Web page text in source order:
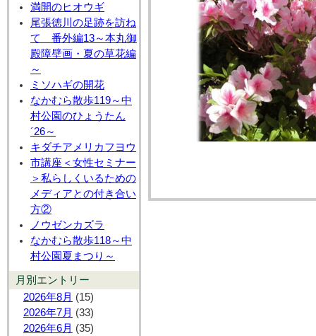
満開のヒオウギ
尾張徳川の足跡を訪ね
て 番外編13～本丸御
殿障壁画・夏の草花編
～
ミソハギの開花
なかむら散歩119～中
村公園のひょうたん
´26～
キダチアメリカフヨウ
市講座＜女性セミナー
＞私らしくいるための
メディアとの付き合い
方②
ノウゼンカズラ
なかむら散歩118～中
村公園夏まつり～
月別エントリー
2026年8月 (15)
2026年7月 (33)
2026年6月 (35)